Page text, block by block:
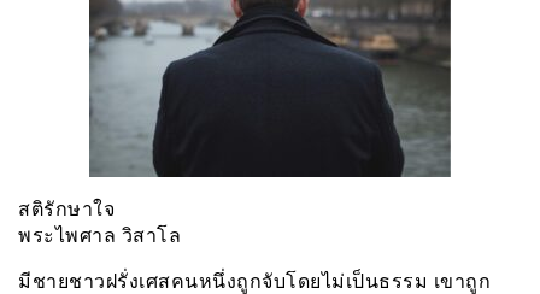
สติรักษาใจ
พระไพศาล วิสาโล
มีชายชาวฝรั่งเศสคนหนึ่งถูกจับโดยไม่เป็นธรรม เขาถูก